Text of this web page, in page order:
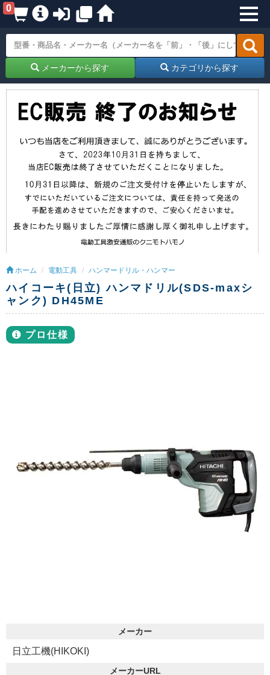
0
メーカーから探す カテゴリから探す
ホーム 電動工具 ハンマードリル・ハンマー
ハイコーキ(日立) ハンマドリル(SDS-maxシ
ャンク) DH45ME
プロ仕様
メーカー
日立工機(HIKOKI)
メーカーURL